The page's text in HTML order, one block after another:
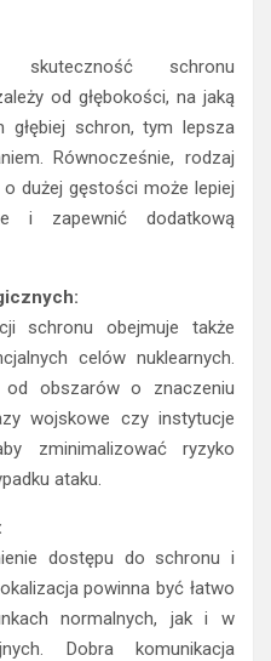
schronu
od głębokości, na jaką
schron, tym lepsza
Równocześnie, rodzaj
dużej gęstości może lepiej
i zapewnić dodatkową
schronu obejmuje także
celów nuklearnych.
obszarów o znaczeniu
wojskowe czy instytucje
zminimalizować ryzyko
ataku.
dostępu do schronu i
powinna być łatwo
normalnych, jak i w
Dobra komunikacja